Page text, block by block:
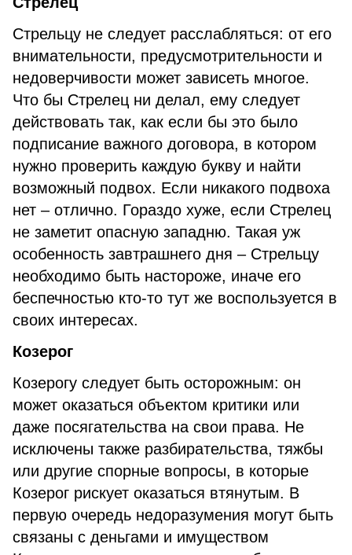
Стрельцу не следует расслабляться: от его
внимательности, предусмотрительности и
недоверчивости может зависеть многое.
Что бы Стрелец ни делал, ему следует
действовать так, как если бы это было
подписание важного договора, в котором
нужно проверить каждую букву и найти
возможный подвох. Если никакого подвоха
нет – отлично. Гораздо хуже, если Стрелец
не заметит опасную западню. Такая уж
особенность завтрашнего дня – Стрельцу
необходимо быть настороже, иначе его
беспечностью кто-то тут же воспользуется в
своих интересах.
Козерог
Козерогу следует быть осторожным: он
может оказаться объектом критики или
даже посягательства на свои права. Не
исключены также разбирательства, тяжбы
или другие спорные вопросы, в которые
Козерог рискует оказаться втянутым. В
первую очередь недоразумения могут быть
связаны с деньгами и имуществом